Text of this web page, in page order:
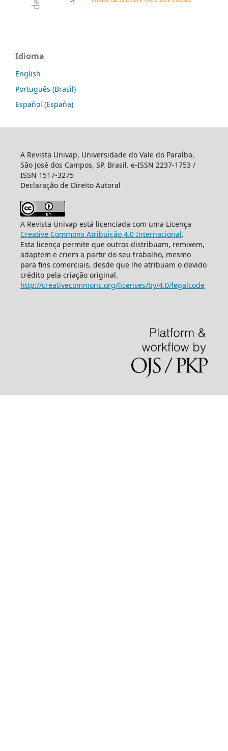
Idioma
English
Português (Brasil)
Español (España)
A Revista Univap, Universidade do Vale do Paraíba,
São José dos Campos, SP, Brasil. e-ISSN 2237-1753 /
ISSN 1517-3275
Declaração de Direito Autoral
A Revista Univap está licenciada com uma Licença
Creative Commons Atribuição 4.0 Internacional.
Esta licença permite que outros distribuam, remixem,
adaptem e criem a partir do seu trabalho, mesmo
para fins comerciais, desde que lhe atribuam o devido
crédito pela criação original.
http://creativecommons.org/licenses/by/4.0/legalcode